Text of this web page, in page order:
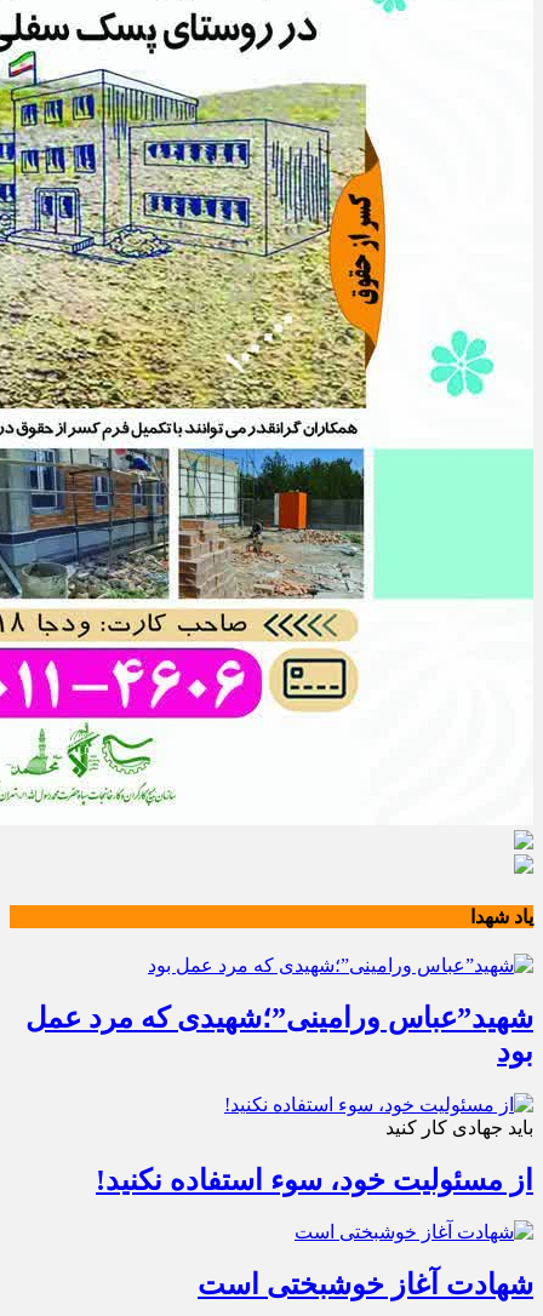
یاد شهدا
شهید”عباس ورامینی”؛شهیدی که مرد عمل
بود
باید جهادی کار کنید
از مسئولیت خود، سوء استفاده نکنید!
شهادت آغاز خوشبختی است